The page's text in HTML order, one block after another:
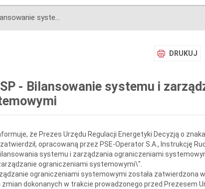
Komunikat dot. IRiESP - Bilansowanie systemu i zarządzanie ograniczeniami systemowymi
DRUKUJ
- Bilansowanie systemu i
że Prezes Urzędu Regulacji Energetyki Decyzją o
opracowaną przez PSE-Operator S.A., Instrukcję
systemu i zarządzania ograniczeniami
ograniczeniami systemowymi\".
ograniczeniami systemowymi została zatwierdzona
dokonanych w trakcie prowadzonego przed Prezesem